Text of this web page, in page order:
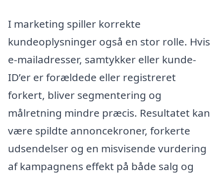
I marketing spiller korrekte
kundeoplysninger også en stor rolle. Hvis
e-mailadresser, samtykker eller kunde-
ID’er er forældede eller registreret
forkert, bliver segmentering og
målretning mindre præcis. Resultatet kan
være spildte annoncekroner, forkerte
udsendelser og en misvisende vurdering
af kampagnens effekt på både salg og